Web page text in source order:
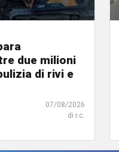
due milioni
di rivi e
07/08/2026
di r.c.